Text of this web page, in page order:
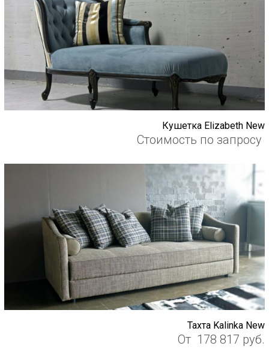
Кушетка Elizabeth New
Стоимость по запросу
Тахта Kalinka New
От 178 817 руб.